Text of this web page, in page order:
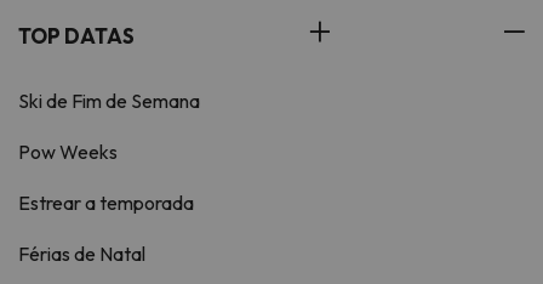
TOP DATAS
Ski de Fim de Semana
Pow Weeks
Estrear a temporada
Férias de Natal